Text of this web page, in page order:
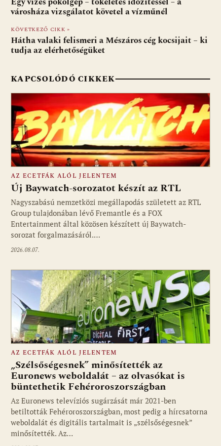
o
o
k
A
p
p
t e
városháza vizsgálatot követel a vízműnél
KÖVETKEZŐ CIKK »
Hátha valaki felismeri a Mészáros cég kocsijait – ki
tudja az elérhetőségüket
KAPCSOLÓDÓ CIKKEK
Fotó: media1.hu
AZ ECETFÁK ALÓL JELENTEM
Új Baywatch-sorozatot készít az RTL
Nagyszabású nemzetközi megállapodás született az RTL
Group tulajdonában lévő Fremantle és a FOX
Entertainment által közösen készített új Baywatch-
sorozat forgalmazásáról.…
2026.08.07.
Fotó: media1.hu
AZ ECETFÁK ALÓL JELENTEM
„Szélsőségesnek” minősítették az
Euronews weboldalát – az olvasókat is
büntethetik Fehéroroszországban
Az Euronews televíziós sugárzását már 2021-ben
betiltották Fehéroroszországban, most pedig a hírcsatorna
weboldalát és digitális tartalmait is „szélsőségesnek”
minősítették. Az…